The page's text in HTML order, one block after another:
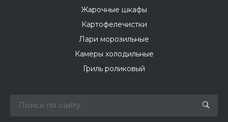
Жарочные шкафы
Картофелечистки
Лари морозильные
Камеры холодильные
Гриль роликовый